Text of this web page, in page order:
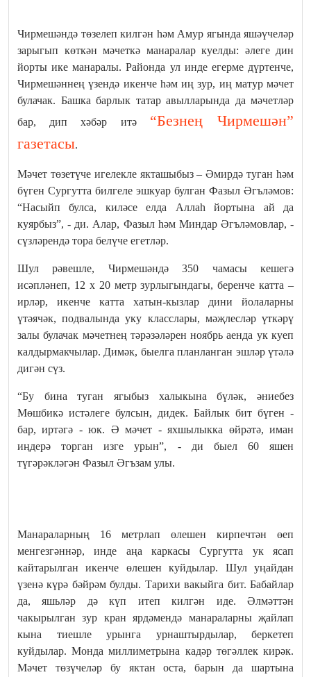
Чирмешәндә төзелеп килгән һәм Амур ягында яшәүчеләр
зарыгып көткән мәчеткә манаралар куелды: әлеге дин
йорты ике манаралы. Районда ул инде егерме дүртенче,
Чирмешәннең үзендә икенче һәм иң зур, иң матур мәчет
булачак. Башка барлык татар авылларында да мәчетләр
бар, дип хәбәр итә “Безнең Чирмешән”
газетасы.
Мәчет төзетүче игелекле якташыбыз – Әмирдә туган һәм
бүген Сургутта билгеле эшкуар булган Фазыл Әгъләмов:
“Насыйп булса, киләсе елда Аллаһ йортына ай да
куярбыз”, - ди. Алар, Фазыл һәм Миндар Әгъләмовлар, -
сүзләрендә тора белүче егетләр.
Шул рәвешле, Чирмешәндә 350 чамасы кешегә
исәпләнеп, 12 х 20 метр зурлыгындагы, беренче катта –
ирләр, икенче катта хатын-кызлар дини йолаларны
үтәячәк, подвалында уку класслары, мәҗлесләр үткәрү
залы булачак мәчетнең тәрәзәләрен ноябрь аенда ук куеп
калдырмакчылар. Димәк, быелга планланган эшләр үтәлә
дигән сүз.
“Бу бина туган ягыбыз халыкына бүләк, әниебез
Мөшбикә истәлеге булсын, дидек. Байлык бит бүген -
бар, иртәгә - юк. Ә мәчет - яхшылыкка өйрәтә, иман
иңдерә торган изге урын”, - ди быел 60 яшен
түгәрәкләгән Фазыл Әгъзам улы.
Манараларның 16 метрлап өлешен кирпечтән өеп
менгезгәннәр, инде аңа каркасы Сургутта ук ясап
кайтарылган икенче өлешен куйдылар. Шул уңайдан
үзенә күрә бәйрәм булды. Тарихи вакыйга бит. Бабайлар
да, яшьләр дә күп итеп килгән иде. Әлмәттән
чакырылган зур кран ярдәмендә манараларны җайлап
кына тиешле урынга урнаштырдылар, беркетеп
куйдылар. Монда миллиметрына кадәр төгәллек кирәк.
Мәчет төзүчеләр бу яктан оста, барын да шартына